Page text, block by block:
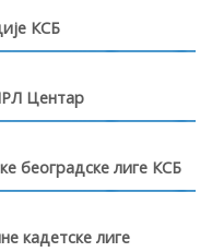
КСБ
Центар
београдске лиге КСБ
кадетске лиге